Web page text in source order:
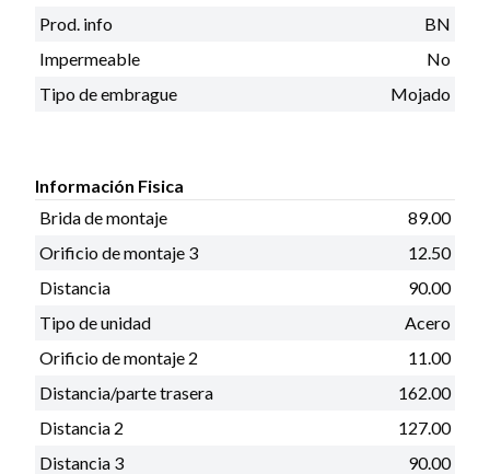
Prod. info
BN
Impermeable
No
Tipo de embrague
Mojado
Información Fisica
Brida de montaje
89.00
Orificio de montaje 3
12.50
Distancia
90.00
Tipo de unidad
Acero
Orificio de montaje 2
11.00
Distancia/parte trasera
162.00
Distancia 2
127.00
Distancia 3
90.00